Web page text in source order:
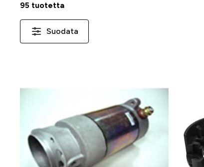
95 tuotetta
Suodata